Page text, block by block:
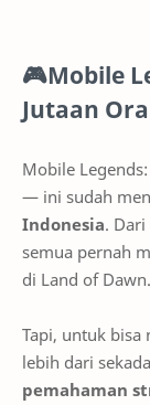
🎮Mobile
Jutaan
Mobile
— ini sudah
Indonesia.
semua pernah
di Land of Dawn.
Tapi, untuk bisa
lebih dari
pemahaman